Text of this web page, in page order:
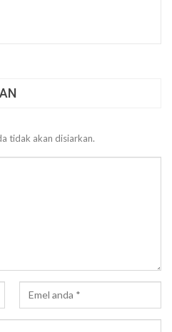
tidak akan disiarkan.